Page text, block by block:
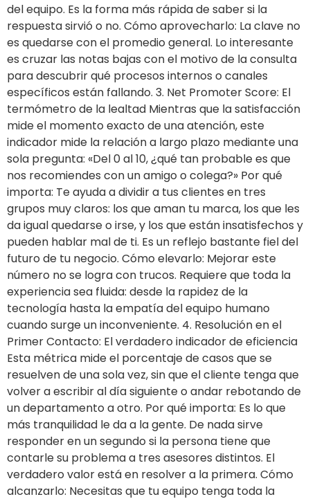
del equipo. Es la forma más rápida de saber si la
respuesta sirvió o no. Cómo aprovecharlo: La clave no
es quedarse con el promedio general. Lo interesante
es cruzar las notas bajas con el motivo de la consulta
para descubrir qué procesos internos o canales
específicos están fallando. 3. Net Promoter Score: El
termómetro de la lealtad Mientras que la satisfacción
mide el momento exacto de una atención, este
indicador mide la relación a largo plazo mediante una
sola pregunta: «Del 0 al 10, ¿qué tan probable es que
nos recomiendes con un amigo o colega?» Por qué
importa: Te ayuda a dividir a tus clientes en tres
grupos muy claros: los que aman tu marca, los que les
da igual quedarse o irse, y los que están insatisfechos y
pueden hablar mal de ti. Es un reflejo bastante fiel del
futuro de tu negocio. Cómo elevarlo: Mejorar este
número no se logra con trucos. Requiere que toda la
experiencia sea fluida: desde la rapidez de la
tecnología hasta la empatía del equipo humano
cuando surge un inconveniente. 4. Resolución en el
Primer Contacto: El verdadero indicador de eficiencia
Esta métrica mide el porcentaje de casos que se
resuelven de una sola vez, sin que el cliente tenga que
volver a escribir al día siguiente o andar rebotando de
un departamento a otro. Por qué importa: Es lo que
más tranquilidad le da a la gente. De nada sirve
responder en un segundo si la persona tiene que
contarle su problema a tres asesores distintos. El
verdadero valor está en resolver a la primera. Cómo
alcanzarlo: Necesitas que tu equipo tenga toda la